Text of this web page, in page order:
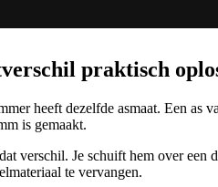
praktisch
heeft dezelfde asmaat. Een
is gemaakt.
verschil. Je schuift hem over
te vervangen.